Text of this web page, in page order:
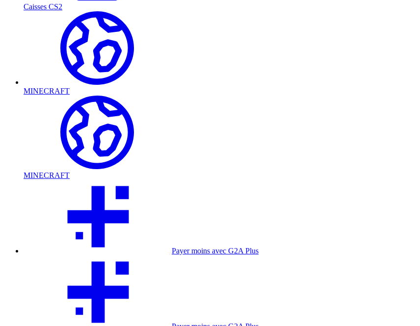
Caisses CS2
MINECRAFT
MINECRAFT
Payer moins avec G2A Plus